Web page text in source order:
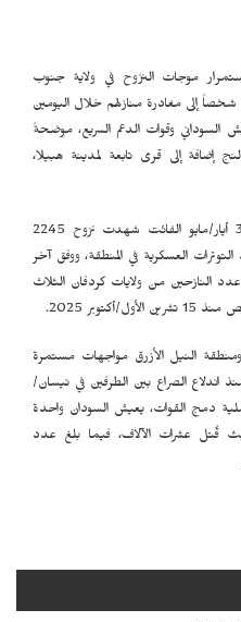
موجات النزوح في ولاية جنوب
كردفان جنوبي السودان، حيث اضطر 385 شخصاً إلى مغادرة منازلهم خلال اليومين
السوداني وقوات الدعم السريع، موضحةً
إضافة إلى قرى تابعة لمدينة هبيلا،
وأضافت المنظمة أن الفترة بين 28 و30 أيار/مايو الفائت شهدت نزوح 2245
العسكرية في المنطقة، ووفق آخر
النازحين من ولايات كردفان الثلاث
النيل الأزرق مواجهات مستمرة
اندلاع الصراع بين الطرفين في نيسان/
عملية دمج القوات، يعيش السودان واحدة
قُتل عشرات الآلاف، فيما بلغ عدد